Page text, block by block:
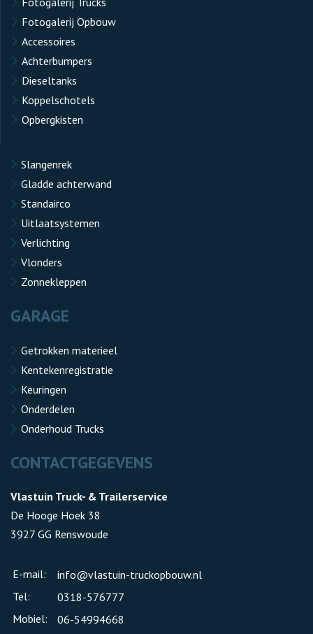
Fotogalerij Opbouw
Accessoires
Achterbumpers
Dieseltanks
Koppelschotels
Opbergkisten
Slangenrek
Gladde achterwand
Standairco
Uitlaatsystemen
Verlichting
Vlonders
Zonnekleppen
GARAGE
Getrokken materieel
Kentekenregistratie
Keuringen
Onderdelen
Onderhoud Trucks
CONTACTGEGEVENS
Vlastuin Truck- & Trailerservice
De Hooge Hoek 38
3927 GG Renswoude
E-mail:
info@vlastuin-truckopbouw.nl
Tel:
0318-576777
Mobiel:
06-54994668